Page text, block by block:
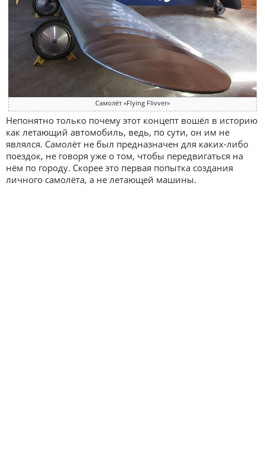
Самолёт «Flying Flivver»
Непонятно только почему этот концепт вошёл в историю
как летающий автомобиль, ведь, по сути, он им не
являлся. Самолёт не был предназначен для каких-либо
поездок, не говоря уже о том, чтобы передвигаться на
нём по городу. Скорее это первая попытка создания
личного самолёта, а не летающей машины.